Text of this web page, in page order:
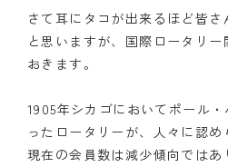
さて耳にタコが出来るほど皆
と思いますが、国際ロータリ
おきます。
1905年シカゴにおいてポール
ったロータリーが、人々に認め
現在の会員数は減少傾向ではあ